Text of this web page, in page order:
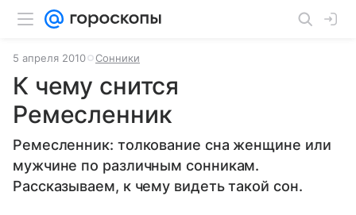
5 апреля 2010 Сонники
К чему снится
Ремесленник
Ремесленник: толкование сна женщине или
мужчине по различным сонникам.
Рассказываем, к чему видеть такой сон.